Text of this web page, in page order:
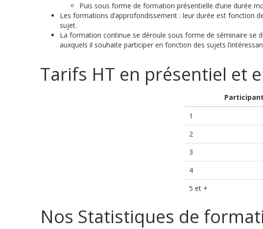
Puis sous forme de formation présentielle d’une durée
Les formations d’approfondissement : leur durée est fonction
sujet.
La formation continue se déroule sous forme de séminaire se
auxquels il souhaite participer en fonction des sujets
Tarifs HT en présentiel et
1
2
3
4
5 et +
Nos Statistiques de